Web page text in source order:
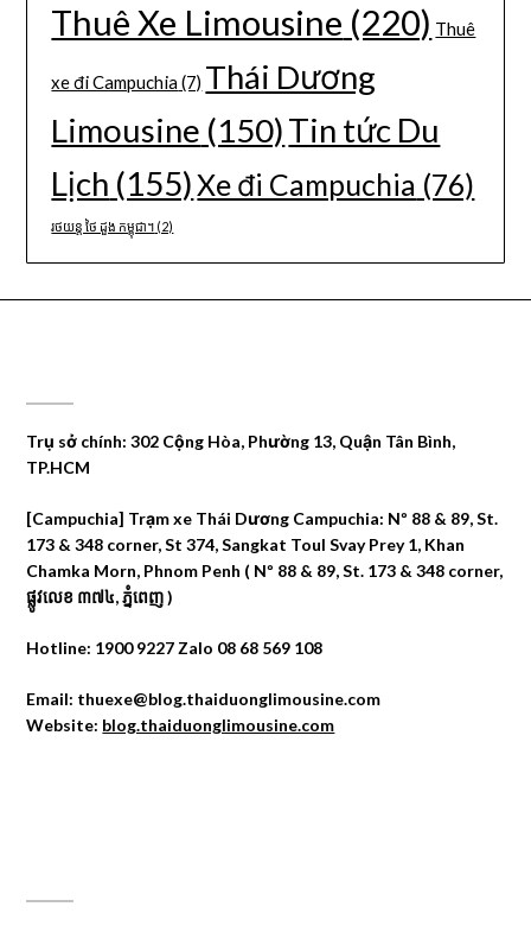
Thuê Xe Limousine (220) Thuê
xe đi Campuchia(7) Thái Dương
Limousine (150)Tin tức Du
Lịch (155)Xe đi Campuchia (76)
រថយន្ត ថៃ ដួង កម្ពុជា។ (2)
Trụ sở chính: 302 Cộng Hòa, Phường 13, Quận Tân Bình,
TP.HCM
[Campuchia] Trạm xe Thái Dương Campuchia: Nº 88 & 89, St.
173 & 348 corner, St 374, Sangkat Toul Svay Prey 1, Khan
Chamka Morn, Phnom Penh ( Nº 88 & 89, St. 173 & 348 corner,
ផ្លូវលេខ ៣៧៤, ភ្នំពេញ )
Hotline: 1900 9227 Zalo 08 68 569 108
Email: thuexe@blog.thaiduonglimousine.com
Website: blog.thaiduonglimousine.com